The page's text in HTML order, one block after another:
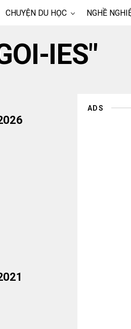
CHUYỆN DU HỌC NGHỀ
IES"
ADS